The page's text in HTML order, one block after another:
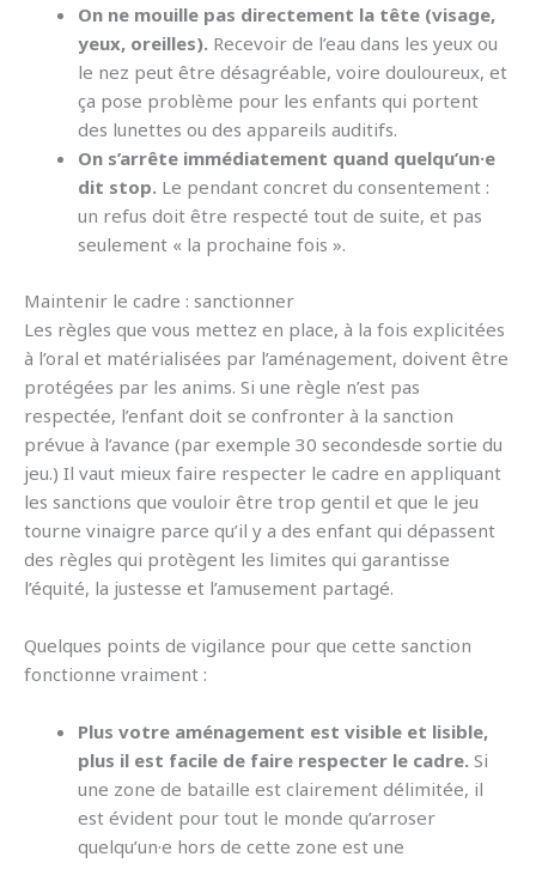
On ne mouille pas directement la tête (visage,
yeux, oreilles). Recevoir de l’eau dans les yeux ou
le nez peut être désagréable, voire douloureux, et
ça pose problème pour les enfants qui portent
des lunettes ou des appareils auditifs.
On s’arrête immédiatement quand quelqu’un·e
dit stop. Le pendant concret du consentement :
un refus doit être respecté tout de suite, et pas
seulement « la prochaine fois ».
Maintenir le cadre : sanctionner
Les règles que vous mettez en place, à la fois explicitées
à l’oral et matérialisées par l’aménagement, doivent être
protégées par les anims. Si une règle n’est pas
respectée, l’enfant doit se confronter à la sanction
prévue à l’avance (par exemple 30 secondesde sortie du
jeu.) Il vaut mieux faire respecter le cadre en appliquant
les sanctions que vouloir être trop gentil et que le jeu
tourne vinaigre parce qu’il y a des enfant qui dépassent
des règles qui protègent les limites qui garantisse
l’équité, la justesse et l’amusement partagé.
Quelques points de vigilance pour que cette sanction
fonctionne vraiment :
Plus votre aménagement est visible et lisible,
plus il est facile de faire respecter le cadre. Si
une zone de bataille est clairement délimitée, il
est évident pour tout le monde qu’arroser
quelqu’un·e hors de cette zone est une